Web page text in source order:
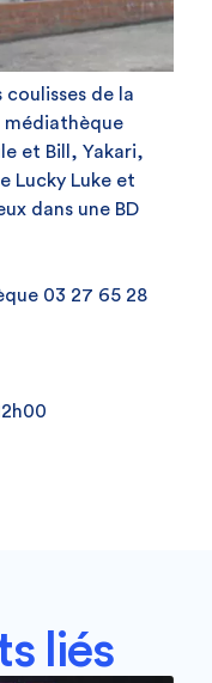
coulisses de la
médiathèque
et Bill, Yakari,
Lucky Luke et
dans une BD
03 27 65 28
liés